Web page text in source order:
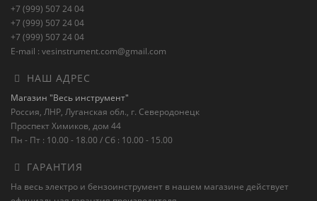
+7 (999) 507 24 04
+7 (999) 507 24 04
+7 (999) 507 24 04
E-mail : vesinstrument.com@gmail.com
НАШ АДРЕС
Магазин "Весь инструмент"
Россия, ЛНР, Луганская обл., г. Северодонецк
Проспект Химиков, дом 44
Пн - Пт : 10.00 - 18.00 / Сб : 10.00 - 15.00
ГАРАНТИЯ
На весь электро и бензоинструмент в нашем магазине действует